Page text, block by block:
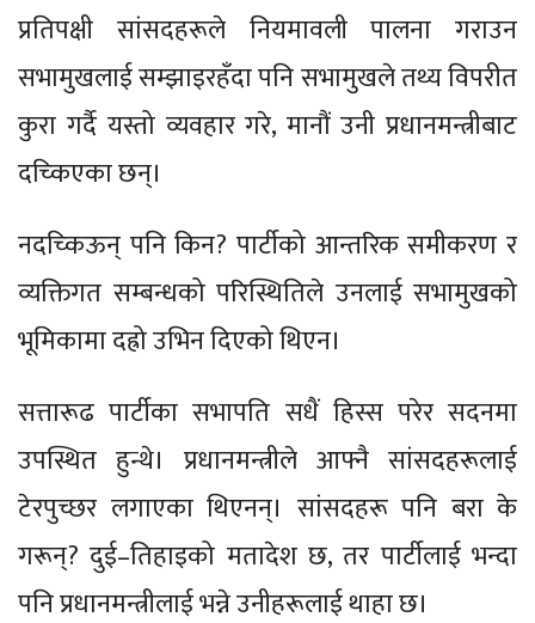
प्रतिपक्षी सांसदहरूले नियमावली पालना गराउन
सभामुखलाई सम्झाइरहँदा पनि सभामुखले तथ्य विपरीत
कुरा गर्दै यस्तो व्यवहार गरे, मानौं उनी प्रधानमन्त्रीबाट
दच्किएका छन्।
नदच्किऊन् पनि किन? पार्टीको आन्तरिक समीकरण र
व्यक्तिगत सम्बन्धको परिस्थितिले उनलाई सभामुखको
भूमिकामा दह्रो उभिन दिएको थिएन।
सत्तारूढ पार्टीका सभापति सधैं हिस्स परेर सदनमा
उपस्थित हुन्थे। प्रधानमन्त्रीले आफ्नै सांसदहरूलाई
टेरपुच्छर लगाएका थिएनन्। सांसदहरू पनि बरा के
गरून्? दुई–तिहाइको मतादेश छ, तर पार्टीलाई भन्दा
पनि प्रधानमन्त्रीलाई भन्ने उनीहरूलाई थाहा छ।